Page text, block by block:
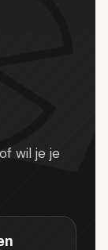
wil je je